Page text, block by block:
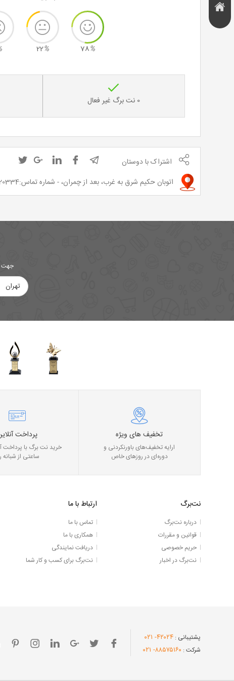
تخفیف
هتل و
اقامتگاه
78%
22%
0 نت برگ غیر فعال
اشتراک با دوستان
اتوبان حکیم شرق به غرب، بعد از چمران، - شماره تماس:88620334-5
جهت
تهران
تخفیف های ویژه
ارایه تخفیف‌های باورنکردنی و
دوره‌ای در روز‌های خاص
پرداخت
خرید نت برگ با پرداخت
ساعتی از شبانه
نت‌برگ
درباره نت‌برگ
قوانین و مقررات
حریم خصوصی
نت‌برگ در اخبار
ارتباط با ما
تماس با ما
همکاری با ما
دریافت نمایندگی
نت‌برگ برای کسب و کار شما
پشتیبانی : ۴۲۰۲۴- ۰۲۱
شرکت : ۸۸۵۷۵۱۶۰- ۰۲۱